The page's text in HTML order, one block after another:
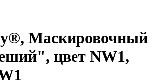
Маскировочный
цвет NW1,